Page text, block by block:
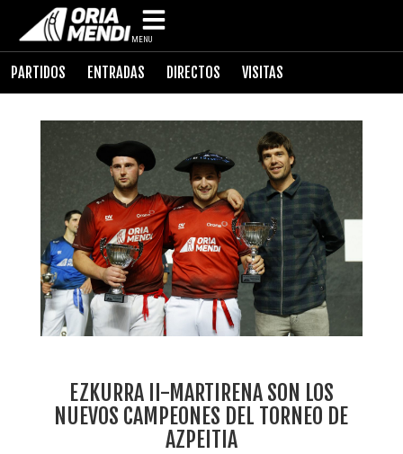
MENU
PARTIDOS ENTRADAS DIRECTOS VISITAS
EZKURRA II-MARTIRENA SON LOS
NUEVOS CAMPEONES DEL TORNEO DE
AZPEITIA